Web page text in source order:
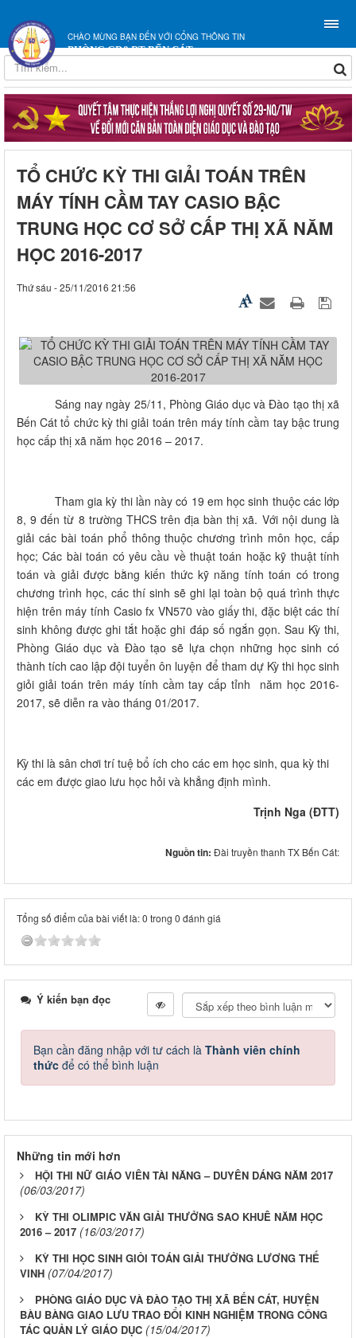
CHÀO MỪNG BẠN ĐẾN VỚI CỔNG THÔNG TIN
PHÒNG GD&ĐT BẾN CÁT
TỔ CHỨC KỲ THI GIẢI TOÁN TRÊN
MÁY TÍNH CẦM TAY CASIO BẬC
TRUNG HỌC CƠ SỞ CẤP THỊ XÃ NĂM
HỌC 2016-2017
Thứ sáu - 25/11/2016 21:56
Sáng nay ngày 25/11, Phòng Giáo dục và Đào tạo thị xã
Bến Cát tổ chức kỳ thi giải toán trên máy tính cầm tay bậc trung
học cấp thị xã năm học 2016 – 2017.
Tham gia kỳ thi lần này có 19 em học sinh thuộc các lớp
8, 9 đến từ 8 trường THCS trên địa bàn thị xã. Với nội dung là
giải các bài toán phổ thông thuộc chương trình môn học, cấp
học; Các bài toán có yêu cầu về thuật toán hoặc kỹ thuật tính
toán và giải được bằng kiến thức kỹ năng tính toán có trong
chương trình học, các thí sinh sẽ ghi lại toàn bộ quá trình thực
hiện trên máy tính Casio fx VN570 vào giấy thi, đặc biệt các thí
sinh không được ghi tắt hoặc ghi đáp số ngắn gọn. Sau Kỳ thi,
Phòng Giáo dục và Đào tạo sẽ lựa chọn những học sinh có
thành tích cao lập đội tuyển ôn luyện để tham dự Kỳ thi học sinh
giỏi giải toán trên máy tính cầm tay cấp tỉnh năm học 2016-
2017, sẽ diễn ra vào tháng 01/2017.
Kỳ thi là sân chơi trí tuệ bổ ích cho các em học sinh, qua kỳ thi
các em được giao lưu học hỏi và khẳng định mình.
Trịnh Nga (ĐTT)
Nguồn tin: Đài truyền thanh TX Bến Cát:
Tổng số điểm của bài viết là: 0 trong 0 đánh giá
Ý kiến bạn đọc
Bạn cần đăng nhập với tư cách là Thành viên chính
thức để có thể bình luận
Những tin mới hơn
HỘI THI NỮ GIÁO VIÊN TÀI NĂNG – DUYÊN DÁNG NĂM 2017
(06/03/2017)
KỲ THI OLIMPIC VĂN GIẢI THƯỞNG SAO KHUÊ NĂM HỌC
2016 – 2017 (16/03/2017)
KỲ THI HỌC SINH GIỎI TOÁN GIẢI THƯỞNG LƯƠNG THẾ
VINH (07/04/2017)
PHÒNG GIÁO DỤC VÀ ĐÀO TẠO THỊ XÃ BẾN CÁT, HUYỆN
BÀU BÀNG GIAO LƯU TRAO ĐỔI KINH NGHIỆM TRONG CÔNG
TÁC QUẢN LÝ GIÁO DỤC (15/04/2017)